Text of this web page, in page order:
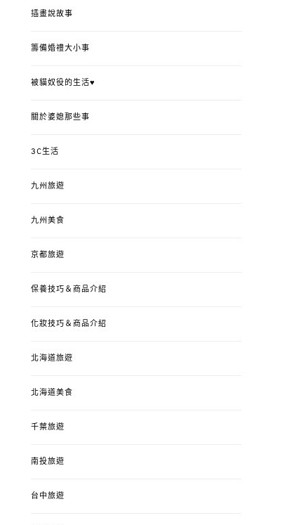
插畫說故事
籌備婚禮大小事
被貓奴役的生活♥
關於婆媳那些事
3C生活
九州旅遊
九州美食
京都旅遊
保養技巧＆商品介紹
化妝技巧＆商品介紹
北海道旅遊
北海道美食
千葉旅遊
南投旅遊
台中旅遊